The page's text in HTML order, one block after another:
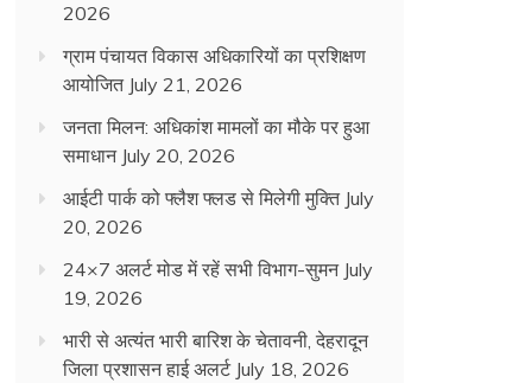
2026
ग्राम पंचायत विकास अधिकारियों का प्रशिक्षण
आयोजित July 21, 2026
जनता मिलन: अधिकांश मामलों का मौके पर हुआ
समाधान July 20, 2026
आईटी पार्क को फ्लैश फ्लड से मिलेगी मुक्ति July
20, 2026
24×7 अलर्ट मोड में रहें सभी विभाग-सुमन July
19, 2026
भारी से अत्यंत भारी बारिश के चेतावनी, देहरादून
जिला प्रशासन हाई अलर्ट July 18, 2026